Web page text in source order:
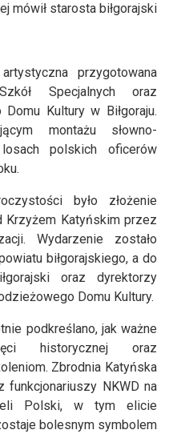
mówił starosta biłgorajski
przygotowana
Specjalnych oraz
Kultury w Biłgoraju.
montażu słowno-
polskich oficerów
było złożenie
Katyńskim przez
Wydarzenie zostało
biłgorajskiego, a do
oraz dyrektorzy
Domu Kultury.
podkreślano, jak ważne
historycznej oraz
Zbrodnia Katyńska
NKWD na
Polski, w tym elicie
bolesnym symbolem